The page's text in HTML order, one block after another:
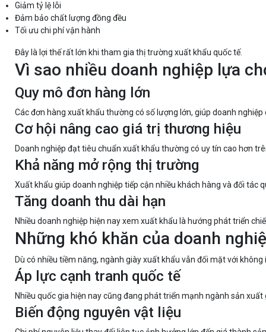
Giảm tỷ lệ lỗi
Đảm bảo chất lượng đồng đều
Tối ưu chi phí vận hành
Đây là lợi thế rất lớn khi tham gia thị trường xuất khẩu quốc tế.
Vì sao nhiều doanh nghiệp lựa
Quy mô đơn hàng lớn
Các đơn hàng xuất khẩu thường có số lượng lớn, giúp doanh
Cơ hội nâng cao giá trị thương hiệu
Doanh nghiệp đạt tiêu chuẩn xuất khẩu thường có uy tín cao hơn
Khả năng mở rộng thị trường
Xuất khẩu giúp doanh nghiệp tiếp cận nhiều khách hàng và đối tác
Tăng doanh thu dài hạn
Nhiều doanh nghiệp hiện nay xem xuất khẩu là hướng phát triển
Những khó khăn của doanh
Dù có nhiều tiềm năng, ngành giày xuất khẩu vẫn đối mặt với
Áp lực cạnh tranh quốc tế
Nhiều quốc gia hiện nay cũng đang phát triển mạnh ngành sản xuất
Biến động nguyên vật liệu